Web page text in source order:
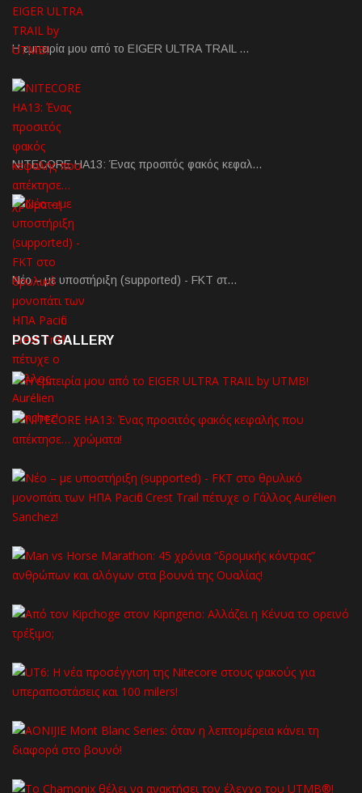
Η εμπειρία μου από το EIGER ULTRA TRAIL …
NITECORE HA13: Ένας προσιτός φακός κεφαλ…
Νέο – με υποστήριξη (supported) - FKT στ…
POST GALLERY